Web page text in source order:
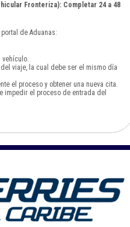
Fronteriza): Completar 24 a 48
de Aduanas:
vehículo.
viaje, la cual debe ser el mismo día
el proceso y obtener una nueva cita.
impedir el proceso de entrada del